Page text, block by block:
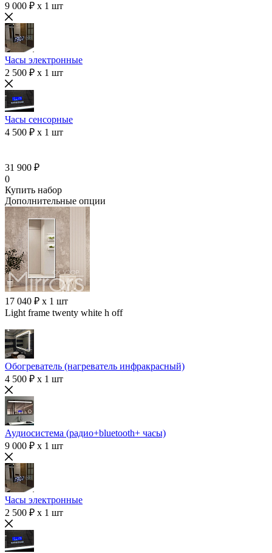
9 000 ₽ x 1 шт
Часы электронные
2 500 ₽ x 1 шт
Часы сенсорные
4 500 ₽ x 1 шт
31 900 ₽
0
Купить набор
Дополнительные опции
17 040 ₽ x 1 шт
Light frame twenty white h off
Обогреватель (нагреватель инфракрасный)
4 500 ₽ x 1 шт
Аудиосистема (радио+bluetooth+ часы)
9 000 ₽ x 1 шт
Часы электронные
2 500 ₽ x 1 шт